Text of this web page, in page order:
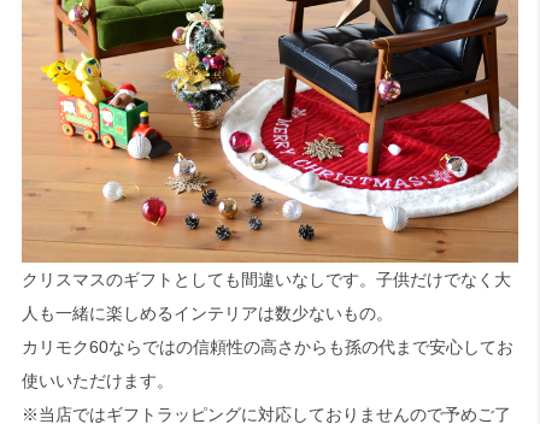
クリスマスのギフトとしても間違いなしです。子供だけでなく大
人も一緒に楽しめるインテリアは数少ないもの。
カリモク60ならではの信頼性の高さからも孫の代まで安心してお
使いいただけます。
※当店ではギフトラッピングに対応しておりませんので予めご了